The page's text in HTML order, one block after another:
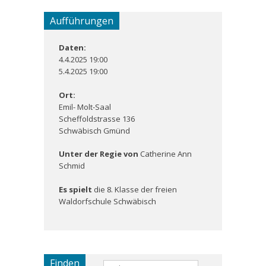
Aufführungen
Daten:
4.4.2025 19:00
5.4.2025 19:00
Ort:
Emil- Molt-Saal
Scheffoldstrasse 136
Schwäbisch Gmünd
Unter der Regie von Catherine Ann
Schmid
Es spielt die 8. Klasse der freien
Waldorfschule Schwäbisch
Finden